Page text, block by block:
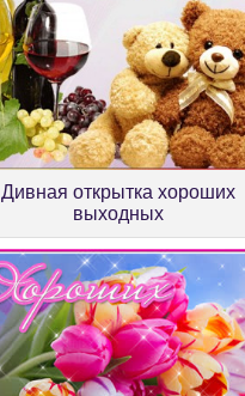
Дивная открытка хороших
выходных